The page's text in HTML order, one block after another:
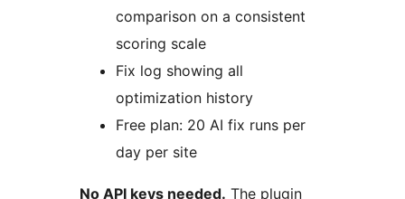
comparison on a consistent
scoring scale
Fix log showing all
optimization history
Free plan: 20 AI fix runs per
day per site
No API keys needed. The plugin